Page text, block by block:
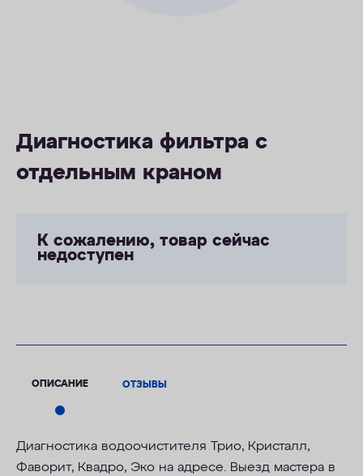
Диагностика фильтра с
отдельным краном
К сожалению, товар сейчас
недоступен
ОПИСАНИЕ ОТЗЫВЫ
Диагностика водоочистителя Трио, Кристалл,
Фаворит, Квадро, Эко на адресе. Выезд мастера в